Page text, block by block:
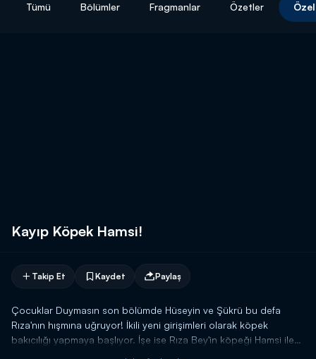
Tümü Bölümler Fragmanlar Özetler
Kayıp Köpek Hamsi!
Takip Et Kaydet Paylaş
Çocuklar Duymasın son bölümde Hüseyin ve Şükrü bu defa
Rıza'nın hışmına uğruyor! İkili yeni girişimleri olarak köpek
bakıcılığı yapmaya başlıyor. İşe ise Rıza Bey'in köpeği Hamsi ile